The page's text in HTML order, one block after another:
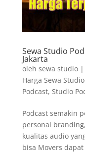
Sewa Studio
Jakarta
oleh sewa studio|
Harga Sewa
Podcast, Studio
Podcast semakin
personal
kualitas audio
bisa Movers